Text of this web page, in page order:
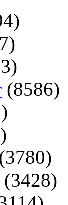
(8586)
(3428)